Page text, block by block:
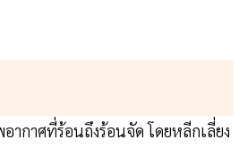
กาศที่ร้อนถึงร้อนจัด โดยหลีกเลี่ยง